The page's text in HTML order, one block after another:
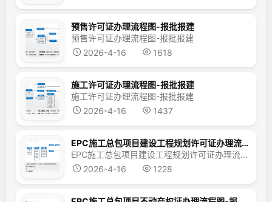
预售许可证办理流程图-报批报建
预售许可证办理流程图-报批报建
2026-4-16
1618
施工许可证办理流程图-报批报建
施工许可证办理流程图-报批报建
2026-4-16
1437
EPC施工总包项目建设工程规划许可证办理流程图-报批报建
EPC施工总包项目建设工程规划许可证办理流程图
2026-4-16
1228